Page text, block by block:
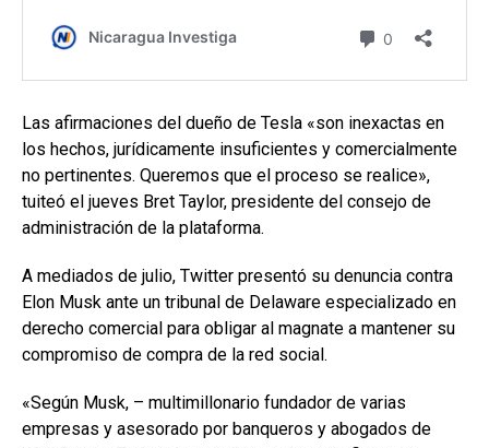
Las afirmaciones del dueño de Tesla «son inexactas en
los hechos, jurídicamente insuficientes y comercialmente
no pertinentes. Queremos que el proceso se realice»,
tuiteó el jueves Bret Taylor, presidente del consejo de
administración de la plataforma.
A mediados de julio, Twitter presentó su denuncia contra
Elon Musk ante un tribunal de Delaware especializado en
derecho comercial para obligar al magnate a mantener su
compromiso de compra de la red social.
«Según Musk, – multimillonario fundador de varias
empresas y asesorado por banqueros y abogados de